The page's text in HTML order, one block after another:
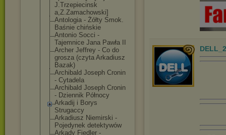
J.Trzepiecinsk
a,Z.Zamachowski]
Antologia - Żółty Smok.
Baśnie chińskie
Antonio Socci -
Tajemnice Jana Pawła II
Archer Jeffrey - Co do
grosza (czyta Arkadiusz
Bazak)
Archibald Joseph Cronin
- Cytadela
Archibald Joseph Cronin
- Dziennik Północy
Arkadij i Borys
Strugaccy
Arkadiusz Niemirski -
Pojedynek detektywów
Arkady Fiedler -